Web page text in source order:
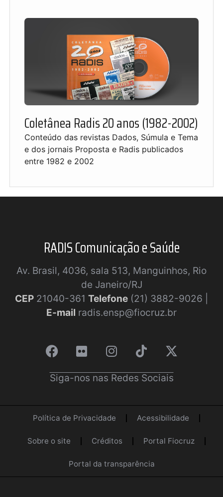
Coletânea Radis 20 anos (1982-2002)
Conteúdo das revistas Dados, Súmula e Tema
e dos jornais Proposta e Radis publicados
entre 1982 e 2002
RADIS Comunicação e Saúde
Av. Brasil, 4036, sala 513, Manguinhos, Rio
de Janeiro/RJ
CEP 21040-361 Telefone (21) 3882-9026 |
E-mail radis.ensp@fiocruz.br
Siga-nos nas Redes Sociais
Política de Privacidade Acessibilidade
Sobre o site Créditos Portal Fiocruz
Portal da transparência